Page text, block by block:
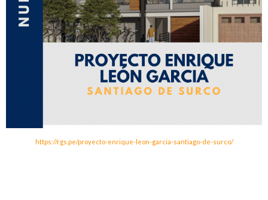
https://rgs.pe/proyecto-enrique-leon-garcia-santiago-de-surco/